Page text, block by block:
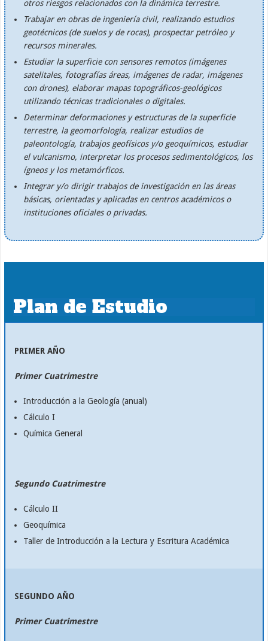
otros riesgos relacionados con la dinámica terrestre.
Trabajar en obras de ingeniería civil, realizando estudios
geotécnicos (de suelos y de rocas), prospectar petróleo y
recursos minerales.
Estudiar la superficie con sensores remotos (imágenes
satelitales, fotografías áreas, imágenes de radar, imágenes
con drones), elaborar mapas topográficos-geológicos
utilizando técnicas tradicionales o digitales.
Determinar deformaciones y estructuras de la superficie
terrestre, la geomorfología, realizar estudios de
paleontología, trabajos geofísicos y/o geoquímicos, estudiar
el vulcanismo, interpretar los procesos sedimentológicos, los
ígneos y los metamórficos.
Integrar y/o dirigir trabajos de investigación en las áreas
básicas, orientadas y aplicadas en centros académicos o
instituciones oficiales o privadas.
Plan de Estudio
PRIMER AÑO
Primer Cuatrimestre
Introducción a la Geología (anual)
Cálculo I
Química General
Segundo Cuatrimestre
Cálculo II
Geoquímica
Taller de Introducción a la Lectura y Escritura Académica
SEGUNDO AÑO
Primer Cuatrimestre